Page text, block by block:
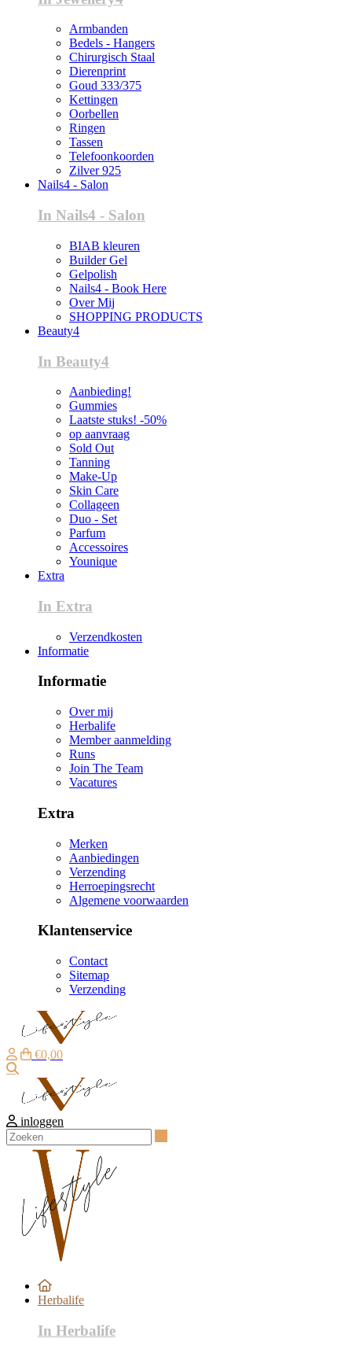
Armbanden
Bedels - Hangers
Chirurgisch Staal
Dierenprint
Goud 333/375
Kettingen
Oorbellen
Ringen
Tassen
Telefoonkoorden
Zilver 925
Nails4 - Salon
In Nails4 - Salon
BIAB kleuren
Builder Gel
Gelpolish
Nails4 - Book Here
Over Mij
SHOPPING PRODUCTS
Beauty4
In Beauty4
Aanbieding!
Gummies
Laatste stuks! -50%
op aanvraag
Sold Out
Tanning
Make-Up
Skin Care
Collageen
Duo - Set
Parfum
Accessoires
Younique
Extra
In Extra
Verzendkosten
Informatie
Informatie
Over mij
Herbalife
Member aanmelding
Runs
Join The Team
Vacatures
Extra
Merken
Aanbiedingen
Verzending
Herroepingsrecht
Algemene voorwaarden
Klantenservice
Contact
Sitemap
Verzending
€0,00
inloggen
Herbalife
In Herbalife